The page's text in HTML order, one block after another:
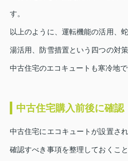
す。
以上のように、運転機能の活用、
湯活用、防雪措置という四つの対
中古住宅のエコキュートも寒冷地で
中古住宅購入前後に確認
中古住宅にエコキュートが設置さ
確認すべき事項を整理しておくこ